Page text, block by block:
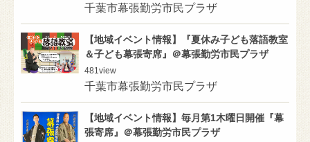
千葉市幕張勤労市民プラザ
【地域イベント情報】『夏休み子ども落語教室
＆子ども幕張寄席』＠幕張勤労市民プラザ
481view
千葉市幕張勤労市民プラザ
【地域イベント情報】毎月第1木曜日開催『幕
張寄席』＠幕張勤労市民プラザ